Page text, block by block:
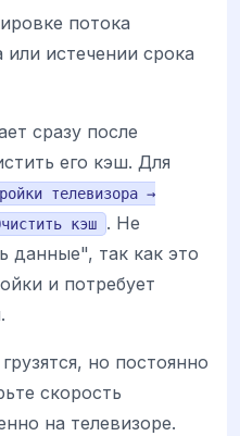
потока
истечении срока
сразу после
его кэш. Для
телевизора →
кэш
. Не
данные", так как это
и потребует
но постоянно
скорость
на телевизоре.